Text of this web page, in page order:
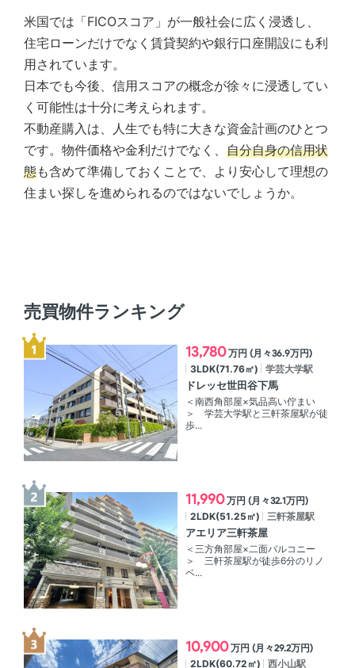
米国では「FICOスコア」が一般社会に広く浸透し、
住宅ローンだけでなく賃貸契約や銀行口座開設にも利
用されています。
日本でも今後、信用スコアの概念が徐々に浸透してい
く可能性は十分に考えられます。
不動産購入は、人生でも特に大きな資金計画のひとつ
です。物件価格や金利だけでなく、 自分自身の信用状
態も含めて準備しておくことで、より安心して理想の
住まい探しを進められるのではないでしょうか。
売買物件ランキング
13,780 万円 (月々36.9万円)
3LDK(71.76㎡)
学芸大学駅
ドレッセ世田谷下馬
＜南西角部屋×気品高い佇まい
＞ 学芸大学駅と三軒茶屋駅が徒
歩...
11,990 万円 (月々32.1万円)
2LDK(51.25㎡)
三軒茶屋駅
アエリア三軒茶屋
＜三方角部屋×二面バルコニー
＞ 三軒茶屋駅が徒歩6分のリノ
ベ...
10,900 万円 (月々29.2万円)
2LDK(60.72㎡)
西小山駅